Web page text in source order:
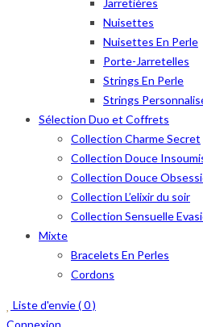
Jarretières
Nuisettes
Nuisettes En Perle
Porte-Jarretelles
Strings En Perle
Strings
Sélection Duo et Coffrets
Collection Charme Secret
Collection Douce
Collection Douce
Collection L’elixir du soir
Collection Sensuelle
Mixte
Bracelets En Perles
Cordons
Liste d'envie (0)
Connexion